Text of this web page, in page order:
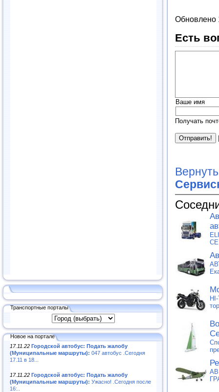
Транспортные порталы
Новое на портале
17.11.22 Городской автобус: Подать жалобу
(Муниципальные маршруты): 047 автобус .Сегодня
17.11 в 18...
17.11.22 Городской автобус: Подать жалобу
(Муниципальные маршруты): Ужасно! .Сегодня после
16:..
Обновлено
Есть
Ваше имя
Получать